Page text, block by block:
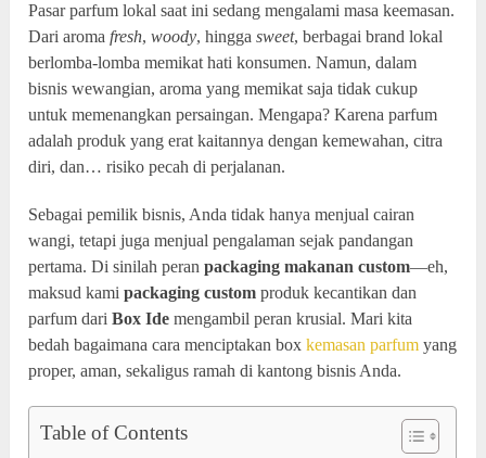
Pasar parfum lokal saat ini sedang mengalami masa keemasan.
Dari aromafresh,woody, hinggasweet, berbagai brand lokal
berlomba-lomba memikat hati konsumen. Namun, dalam
bisnis wewangian, aroma yang memikat saja tidak cukup
untuk memenangkan persaingan. Mengapa? Karena parfum
adalah produk yang erat kaitannya dengan kemewahan, citra
diri, dan… risiko pecah di perjalanan.
Sebagai pemilik bisnis, Anda tidak hanya menjual cairan
wangi, tetapi juga menjual pengalaman sejak pandangan
pertama. Di sinilah peranpackaging makanan custom—eh,
maksud kamipackaging custom produk kecantikan dan
parfum dariBox Ide mengambil peran krusial. Mari kita
bedah bagaimana cara menciptakan boxkemasan parfum yang
proper, aman, sekaligus ramah di kantong bisnis Anda.
Table of Contents